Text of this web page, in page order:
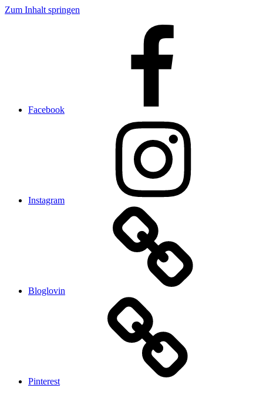
Zum Inhalt springen
Facebook
Instagram
Bloglovin
Pinterest